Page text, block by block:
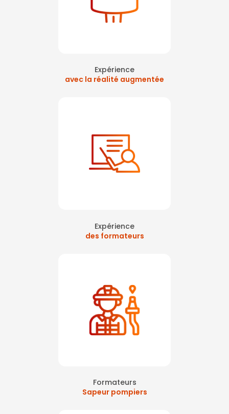
Expérience
avec la réalité augmentée
Expérience
des formateurs
Formateurs
Sapeur pompiers